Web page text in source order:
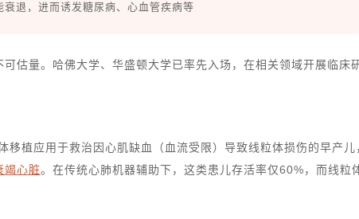
退，进而诱发糖尿病、心血管疾病等
估量。哈佛大学、华盛顿大学已率先入场，在相关领域开展临床研
移植应用于救治因心肌缺血（血流受限）导致线粒体损伤的早产儿
心脏。在传统心肺机器辅助下，这类患儿存活率仅60%，而线粒